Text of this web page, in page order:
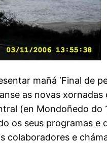
mañá ‘Final de
as novas
(en Mondoñedo do
os seus programas
colaboradores e